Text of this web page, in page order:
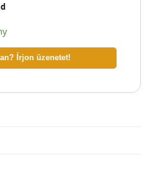
Írjon üzenetet!